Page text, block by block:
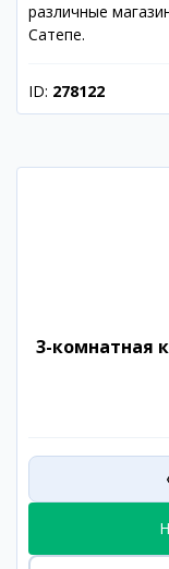
различные
Сатепе.
ID: 278122
3-комнатная